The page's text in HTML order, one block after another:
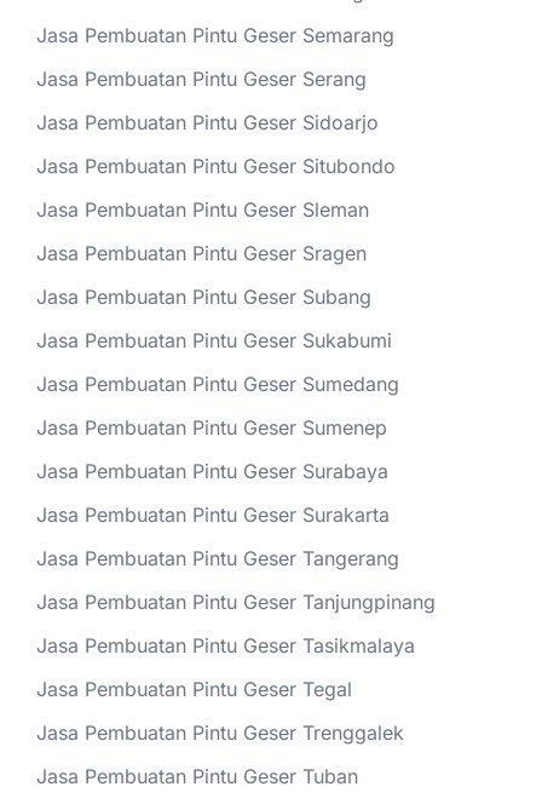
Jasa Pembuatan Pintu Geser Semarang
Jasa Pembuatan Pintu Geser Serang
Jasa Pembuatan Pintu Geser Sidoarjo
Jasa Pembuatan Pintu Geser Situbondo
Jasa Pembuatan Pintu Geser Sleman
Jasa Pembuatan Pintu Geser Sragen
Jasa Pembuatan Pintu Geser Subang
Jasa Pembuatan Pintu Geser Sukabumi
Jasa Pembuatan Pintu Geser Sumedang
Jasa Pembuatan Pintu Geser Sumenep
Jasa Pembuatan Pintu Geser Surabaya
Jasa Pembuatan Pintu Geser Surakarta
Jasa Pembuatan Pintu Geser Tangerang
Jasa Pembuatan Pintu Geser Tanjungpinang
Jasa Pembuatan Pintu Geser Tasikmalaya
Jasa Pembuatan Pintu Geser Tegal
Jasa Pembuatan Pintu Geser Trenggalek
Jasa Pembuatan Pintu Geser Tuban